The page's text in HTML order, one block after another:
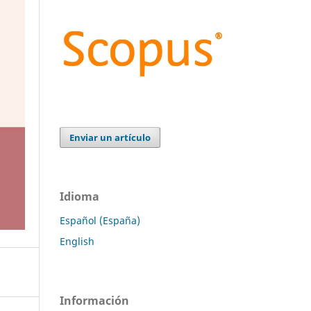
Enviar un artículo
Idioma
Español (España)
English
Información